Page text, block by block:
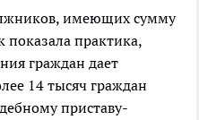
имеющих сумму
показала практика,
граждан дает
14 тысяч граждан
приставу-